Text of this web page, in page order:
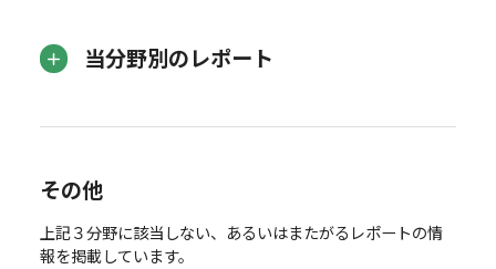
当分野別のレポート
その他
上記３分野に該当しない、あるいはまたがるレポートの情
報を掲載しています。